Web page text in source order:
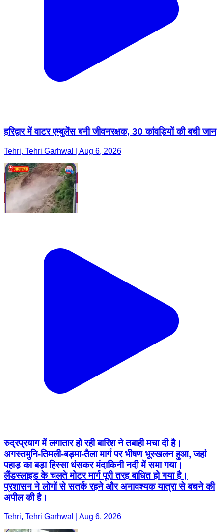
हरिद्वार में वाटर एम्बुलेंस बनी जीवनरक्षक, 30 कांवड़ियों की बची जान
Tehri, Tehri Garhwal | Aug 6, 2026
रुद्रप्रयाग में लगातार हो रही बारिश ने तबाही मचा दी है।
अगस्तमुनि-तिमली-बड़मा-तैला मार्ग पर भीषण भूस्खलन हुआ, जहां
पहाड़ का बड़ा हिस्सा धंसकर मंदाकिनी नदी में समा गया।
लैंडस्लाइड के चलते मोटर मार्ग पूरी तरह बाधित हो गया है।
प्रशासन ने लोगों से सतर्क रहने और अनावश्यक यात्रा से बचने की
अपील की है।
Tehri, Tehri Garhwal | Aug 6, 2026